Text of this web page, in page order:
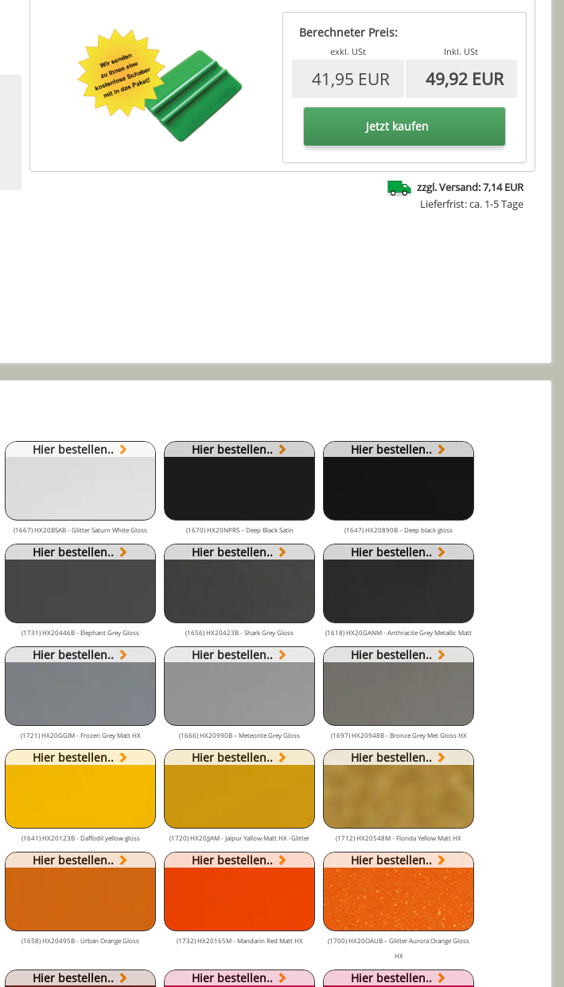
Berechneter Preis:
exkl. USt Inkl. USt
41,95 EUR 49,92 EUR
Jetzt kaufen
zzgl. Versand: 7,14 EUR
Lieferfrist: ca. 1-5 Tage
Hier bestellen..
(1667) HX20BSAB - Glitter Saturn White Gloss
Hier bestellen..
(1670) HX20NPRS – Deep Black Satin
Hier bestellen..
(1647) HX20890B – Deep black gloss
Hier bestellen..
(1731) HX20446B - Elephant Grey Gloss
Hier bestellen..
(1656) HX20423B - Shark Grey Gloss
Hier bestellen..
(1618) HX20GANM - Anthracite Grey Metallic Matt
Hier bestellen..
(1721) HX20GGIM - Frozen Grey Matt HX
Hier bestellen..
(1666) HX20990B – Meteorite Grey Gloss
Hier bestellen..
(1697) HX20948B - Bronze Grey Met Gloss HX
Hier bestellen..
(1641) HX20123B - Daffodil yellow gloss
Hier bestellen..
(1720) HX20JJAM - Jaïpur Yallow Matt HX -Glitter
Hier bestellen..
(1712) HX20548M - Florida Yellow Matt HX
Hier bestellen..
(1658) HX20495B - Urban Orange Gloss
Hier bestellen..
(1732) HX20165M - Mandarin Red Matt HX
Hier bestellen..
(1700) HX20OAUB – Glitter Aurora Orange Gloss
HX
Hier bestellen.. Hier bestellen.. Hier bestellen..